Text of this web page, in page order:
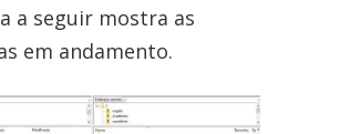
a seguir mostra as
em andamento.